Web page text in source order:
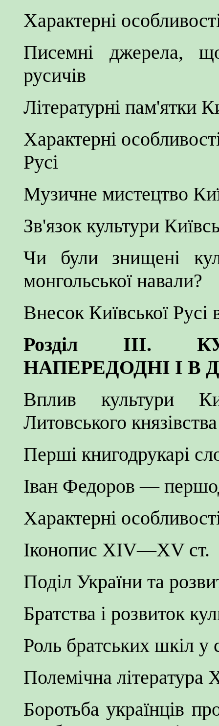
Характерні
Писемні джерела,
русичів
Літературні пам'ятки
Характерні
Русі
Музичне мистецтво
Зв'язок культури
Чи були знищені
монгольської навали?
Внесок Київської Русі
Розділ III.
НАПЕРЕДОДНІ І В
Вплив культури
Литовського князівства
Перші книгодрукарі
Іван Федоров —
Характерні
Іконопис XIV—XV ст.
Поділ України та
Братства і розвиток
Роль братських шкіл у
Полемічна література
Боротьба українців